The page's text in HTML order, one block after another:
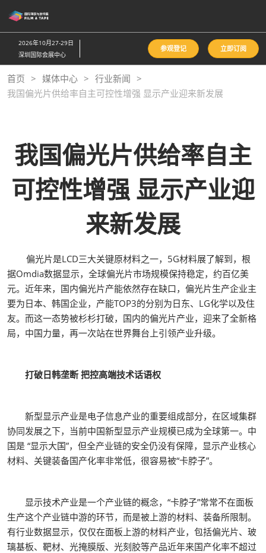
接
跳
至
内
容
2026年10月27-29日
深圳国际会展中心
参观登记 立即订阅
首页 媒体中心
行业新闻
我国偏光片供给率自主可控性增强 显示产业迎来新发展
我国偏光片供给率自主
可控性增强 显示产业迎
来新发展
偏光片是LCD三大关键原材料之一，5G材料展了解到，根
据Omdia数据显示，全球偏光片市场规模保持稳定，约百亿美
元。近年来，国内偏光片产能依然存在缺口，偏光片生产企业主
要为日本、韩国企业，产能TOP3的分别为日东、LG化学以及住
友。而这一态势被杉杉打破，国内的偏光片产业，迎来了全新格
局，中国力量，再一次站在世界舞台上引领产业升级。
打破日韩垄断 把控高端技术话语权
新型显示产业是电子信息产业的重要组成部分，在区域集群
协同发展之下，当前中国新型显示产业规模已成为全球第一。中
国是 “显示大国”，但全产业链的安全仍没有保障，显示产业核心
材料、关键装备国产化率非常低，很容易被“卡脖子”。
显示技术产业是一个产业链的概念，“卡脖子”常常不在面板
生产这个产业链中游的环节，而是被上游的材料、装备所限制。
有行业数据显示，仅仅在面板上游的材料产业，包括偏光片、玻
璃基板、靶材、光掩膜版、光刻胶等产品近年来国产化率不超过